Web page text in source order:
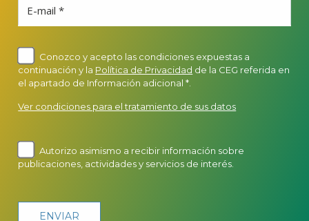
E-mail *
Conozco y acepto las condiciones expuestas a
continuación y la Política de Privacidad de la CEG referida en
el apartado de Información adicional *.
Ver condiciones para el tratamiento de sus datos
Autorizo asimismo a recibir información sobre
publicaciones, actividades y servicios de interés.